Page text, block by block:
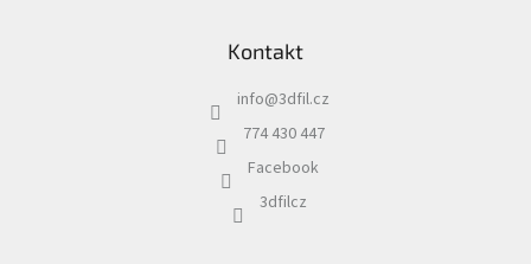
Kontakt
info@3dfil.cz
774 430 447
Facebook
3dfilcz